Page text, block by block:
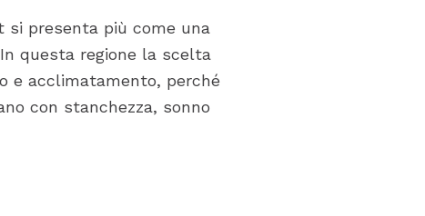
si presenta più come una
questa regione la scelta
e acclimatamento, perché
con stanchezza, sonno